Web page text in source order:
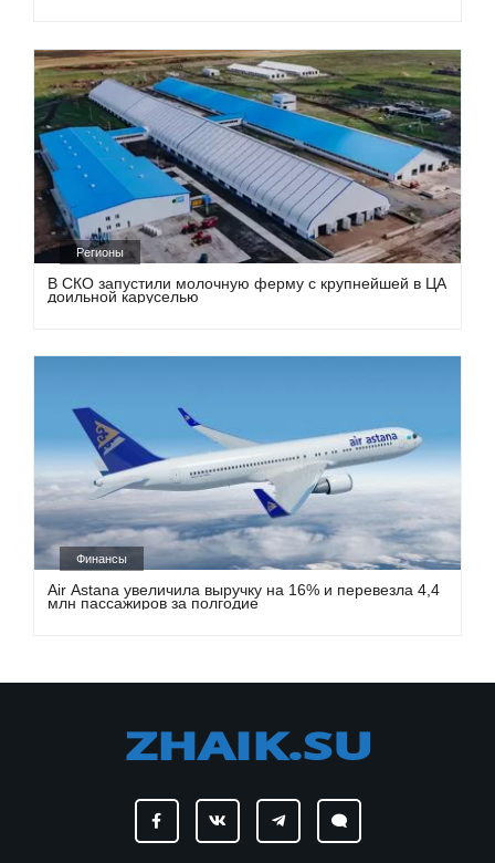
Регионы
В СКО запустили молочную ферму с крупнейшей в ЦА
доильной каруселью
Финансы
Air Astana увеличила выручку на 16% и перевезла 4,4
млн пассажиров за полгодие